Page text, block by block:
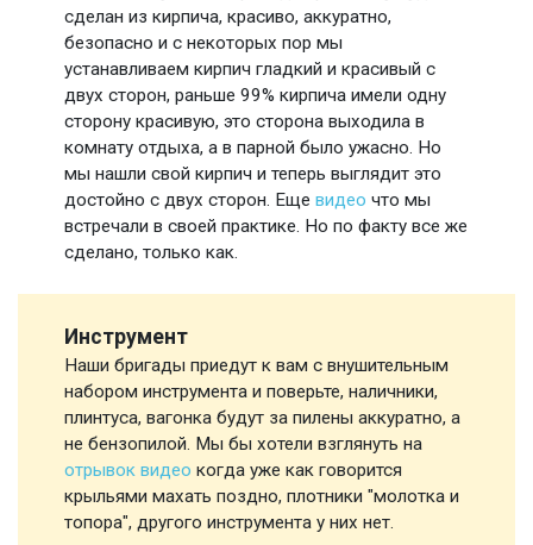
сделан из кирпича, красиво, аккуратно,
безопасно и с некоторых пор мы
устанавливаем кирпич гладкий и красивый с
двух сторон, раньше 99% кирпича имели одну
сторону красивую, это сторона выходила в
комнату отдыха, а в парной было ужасно. Но
мы нашли свой кирпич и теперь выглядит это
достойно с двух сторон. Еще видео что мы
встречали в своей практике. Но по факту все же
сделано, только как.
Инструмент
Наши бригады приедут к вам с внушительным
набором инструмента и поверьте, наличники,
плинтуса, вагонка будут за пилены аккуратно, а
не бензопилой. Мы бы хотели взглянуть на
отрывок видео когда уже как говорится
крыльями махать поздно, плотники "молотка и
топора", другого инструмента у них нет.